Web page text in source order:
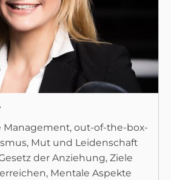
Management, out-of-the-box-
Mut und Leidenschaft
der Anziehung, Ziele
Mentale Aspekte